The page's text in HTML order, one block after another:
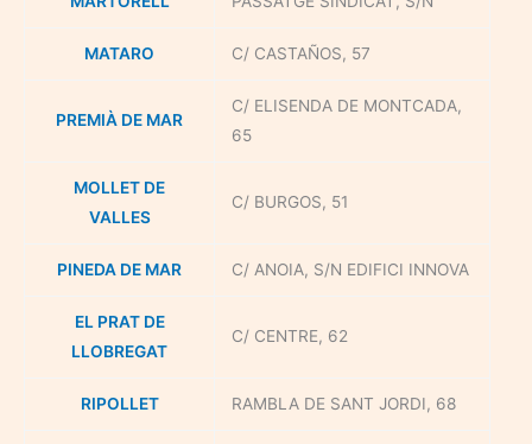
MATARO C/ CASTAÑOS, 57
PREMIÀ DE MAR
C/ ELISENDA DE MONTCADA,
65
MOLLET DE
VALLES
C/ BURGOS, 51
PINEDA DE MAR C/ ANOIA, S/N EDIFICI INNOVA
EL PRAT DE
LLOBREGAT
C/ CENTRE, 62
RIPOLLET RAMBLA DE SANT JORDI, 68